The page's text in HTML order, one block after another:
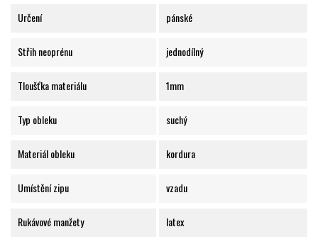
Určení pánské
Střih neoprénu jednodílný
Tloušťka materiálu 1mm
Typ obleku suchý
Materiál obleku kordura
Umístění zipu vzadu
Rukávové manžety latex